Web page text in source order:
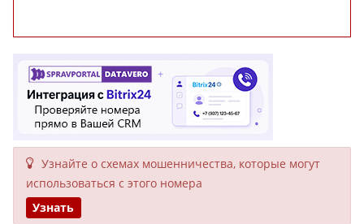
Узнайте о схемах мошенни­чества, кото­рые могут
исполь­зоваться с этого номера
Узнать